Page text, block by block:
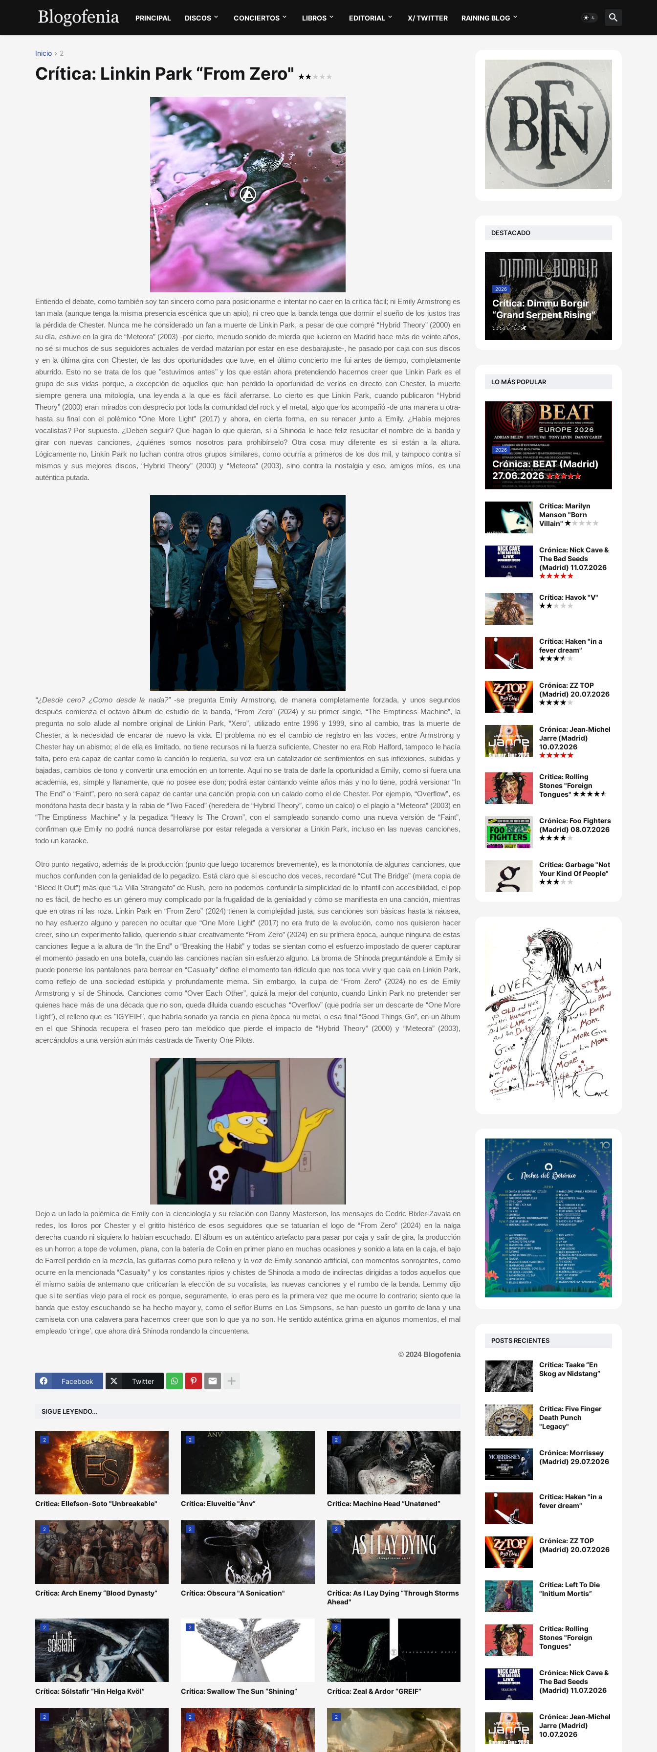
PRINCIPAL DISCOS CONCIERTOS LIBROS EDITORIAL X/ TWITTER RAINING BLOG
Inicio 2
Crítica: Linkin Park “From Zero"
Entiendo el debate, como también soy tan sincero como para posicionarme e intentar no caer en la crítica fácil; ni Emily Armstrong es
tan mala (aunque tenga la misma presencia escénica que un apio), ni creo que la banda tenga que dormir el sueño de los justos tras
la pérdida de Chester. Nunca me he considerado un fan a muerte de Linkin Park, a pesar de que compré “Hybrid Theory” (2000) en
su día, estuve en la gira de “Meteora” (2003) -por cierto, menudo sonido de mierda que lucieron en Madrid hace más de veinte años,
no sé si muchos de sus seguidores actuales de verdad matarían por estar en ese desbarajuste-, he pasado por caja con sus discos
y en la última gira con Chester, de las dos oportunidades que tuve, en el último concierto me fui antes de tiempo, completamente
aburrido. Esto no se trata de los que "estuvimos antes" y los que están ahora pretendiendo hacernos creer que Linkin Park es el
grupo de sus vidas porque, a excepción de aquellos que han perdido la oportunidad de verlos en directo con Chester, la muerte
siempre genera una mitología, una leyenda a la que es fácil aferrarse. Lo cierto es que Linkin Park, cuando publicaron “Hybrid
Theory” (2000) eran mirados con desprecio por toda la comunidad del rock y el metal, algo que los acompañó -de una manera u otra-
hasta su final con el polémico “One More Light” (2017) y ahora, en cierta forma, en su renacer junto a Emily. ¿Había mejores
vocalistas? Por supuesto. ¿Deben seguir? Que hagan lo que quieran, si a Shinoda le hace feliz resucitar el nombre de la banda y
girar con nuevas canciones, ¿quiénes somos nosotros para prohibírselo? Otra cosa muy diferente es si están a la altura.
Lógicamente no, Linkin Park no luchan contra otros grupos similares, como ocurría a primeros de los dos mil, y tampoco contra sí
mismos y sus mejores discos, “Hybrid Theory” (2000) y “Meteora” (2003), sino contra la nostalgia y eso, amigos míos, es una
auténtica putada.
“¿Desde cero? ¿Como desde la nada?”-se pregunta Emily Armstrong, de manera completamente forzada, y unos segundos
después comienza el octavo álbum de estudio de la banda, “From Zero” (2024) y su primer single, “The Emptiness Machine”, la
pregunta no solo alude al nombre original de Linkin Park, “Xero”, utilizado entre 1996 y 1999, sino al cambio, tras la muerte de
Chester, a la necesidad de encarar de nuevo la vida. El problema no es el cambio de registro en las voces, entre Armstrong y
Chester hay un abismo; el de ella es limitado, no tiene recursos ni la fuerza suficiente, Chester no era Rob Halford, tampoco le hacía
falta, pero era capaz de cantar como la canción lo requería, su voz era un catalizador de sentimientos en sus inflexiones, subidas y
bajadas, cambios de tono y convertir una emoción en un torrente. Aquí no se trata de darle la oportunidad a Emily, como si fuera una
academia, es, simple y llanamente, que no posee ese don; podrá estar cantando veinte años más y no lo tiene, podrá versionar “In
The End” o “Faint”, pero no será capaz de cantar una canción propia con un calado como el de Chester. Por ejemplo, “Overflow”, es
monótona hasta decir basta y la rabia de “Two Faced” (heredera de “Hybrid Theory”, como un calco) o el plagio a “Meteora” (2003) en
“The Emptiness Machine” y la pegadiza “Heavy Is The Crown”, con el sampleado sonando como una nueva versión de “Faint”,
confirman que Emily no podrá nunca desarrollarse por estar relegada a versionar a Linkin Park, incluso en las nuevas canciones,
todo un karaoke.
Otro punto negativo, además de la producción (punto que luego tocaremos brevemente), es la monotonía de algunas canciones, que
muchos confunden con la genialidad de lo pegadizo. Está claro que si escucho dos veces, recordaré “Cut The Bridge” (mera copia de
“Bleed It Out”) más que “La Villa Strangiato” de Rush, pero no podemos confundir la simplicidad de lo infantil con accesibilidad, el pop
no es fácil, de hecho es un género muy complicado por la frugalidad de la genialidad y cómo se manifiesta en una canción, mientras
que en otras ni las roza. Linkin Park en “From Zero” (2024) tienen la complejidad justa, sus canciones son básicas hasta la náusea,
no hay esfuerzo alguno y parecen no ocultar que “One More Light” (2017) no era fruto de la evolución, como nos quisieron hacer
creer, sino un experimento fallido, queriendo situar creativamente “From Zero” (2024) en su primera época, aunque ninguna de estas
canciones llegue a la altura de “In the End” o “Breaking the Habit” y todas se sientan como el esfuerzo impostado de querer capturar
el momento pasado en una botella, cuando las canciones nacían sin esfuerzo alguno. La broma de Shinoda preguntándole a Emily si
puede ponerse los pantalones para berrear en “Casualty” define el momento tan ridículo que nos toca vivir y que cala en Linkin Park,
como reflejo de una sociedad estúpida y profundamente mema. Sin embargo, la culpa de “From Zero” (2024) no es de Emily
Armstrong y sí de Shinoda. Canciones como “Over Each Other”, quizá la mejor del conjunto, cuando Linkin Park no pretender ser
quienes hace más de una década que no son, queda diluida cuando escuchas “Overflow” (que podría ser un descarte de “One More
Light”), el relleno que es "IGYEIH", que habría sonado ya rancia en plena época nu metal, o esa final “Good Things Go”, en un álbum
en el que Shinoda recupera el fraseo pero tan melódico que pierde el impacto de “Hybrid Theory” (2000) y “Meteora” (2003),
acercándolos a una versión aún más castrada de Twenty One Pilots.
Dejo a un lado la polémica de Emily con la cienciología y su relación con Danny Masterson, los mensajes de Cedric Bixler-Zavala en
redes, los lloros por Chester y el gritito histérico de esos seguidores que se tatuarían el logo de “From Zero” (2024) en la nalga
derecha cuando ni siquiera lo habían escuchado. El álbum es un auténtico artefacto para pasar por caja y salir de gira, la producción
es un horror; a tope de volumen, plana, con la batería de Colin en primer plano en muchas ocasiones y sonido a lata en la caja, el bajo
de Farrell perdido en la mezcla, las guitarras como puro relleno y la voz de Emily sonando artificial, con momentos sonrojantes, como
ocurre en la mencionada “Casualty” y los constantes ripios y chistes de Shinoda a modo de indirectas dirigidas a todos aquellos que
él mismo sabía de antemano que criticarían la elección de su vocalista, las nuevas canciones y el rumbo de la banda. Lemmy dijo
que si te sentías viejo para el rock es porque, seguramente, lo eras pero es la primera vez que me ocurre lo contrario; siento que la
banda que estoy escuchando se ha hecho mayor y, como el señor Burns en Los Simpsons, se han puesto un gorrito de lana y una
camiseta con una calavera para hacernos creer que son lo que ya no son. He sentido auténtica grima en algunos momentos, el mal
empleado ‘cringe’, que ahora dirá Shinoda rondando la cincuentena.
© 2024 Blogofenia
Facebook Twitter
SIGUE LEYENDO...
2
Crítica: Ellefson-Soto "Unbreakable"
2
Crítica: Eluveitie "Ànv”
2
Crítica: Machine Head “Unatøned”
2
Crítica: Arch Enemy “Blood Dynasty”
2
Crítica: Obscura "A Sonication"
2
Crítica: As I Lay Dying “Through Storms
Ahead"
2
Crítica: Sólstafir “Hin Helga Kvöl”
2
Crítica: Swallow The Sun “Shining”
2
Crítica: Zeal & Ardor “GREIF”
2 2 2
DESTACADO
2026
Crítica: Dimmu Borgir
“Grand Serpent Rising”
LO MÁS POPULAR
2026
Crónica: BEAT (Madrid)
27.06.2026
Crítica: Marilyn
Manson "Born
Villain"
Crónica: Nick Cave &
The Bad Seeds
(Madrid) 11.07.2026
Crítica: Havok "V"
Crítica: Haken "in a
fever dream"
Crónica: ZZ TOP
(Madrid) 20.07.2026
Crónica: Jean‐Michel
Jarre (Madrid)
10.07.2026
Crítica: Rolling
Stones "Foreign
Tongues"
Crónica: Foo Fighters
(Madrid) 08.07.2026
Crítica: Garbage "Not
Your Kind Of People"
POSTS RECIENTES
Crítica: Taake “En
Skog av Nidstang”
Crítica: Five Finger
Death Punch
"Legacy"
Crónica: Morrissey
(Madrid) 29.07.2026
Crítica: Haken "in a
fever dream"
Crónica: ZZ TOP
(Madrid) 20.07.2026
Crítica: Left To Die
"Initium Mortis”
Crítica: Rolling
Stones "Foreign
Tongues"
Crónica: Nick Cave &
The Bad Seeds
(Madrid) 11.07.2026
Crónica: Jean‐Michel
Jarre (Madrid)
10.07.2026